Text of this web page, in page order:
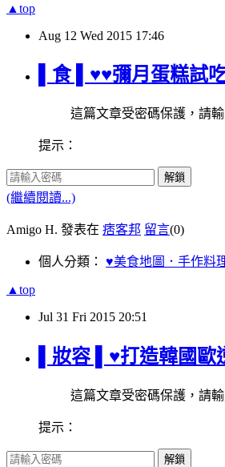
▲top
Aug 12 Wed 2015 17:46
▌食 ▌♥♥彌月蛋糕試
這篇文章受密碼保護，請
提示：
解鎖
(繼續閱讀...)
Amigo H. 發表在 痞客邦 留言(0)
個人分類： ♥美食地圖．手作料
▲top
Jul 31 Fri 2015 20:51
▌妝容 ▌♥打造韓國
這篇文章受密碼保護，請
提示：
解鎖